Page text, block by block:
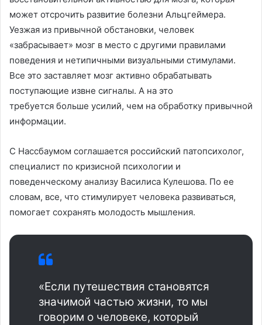
может отсрочить развитие болезни Альцгеймера.
Уезжая из привычной обстановки, человек
«забрасывает» мозг в место с другими правилами
поведения и нетипичными визуальными стимулами.
Все это заставляет мозг активно обрабатывать
поступающие извне сигналы. А на это
требуется больше усилий, чем на обработку привычной
информации.
С Нассбаумом соглашается российский патопсихолог,
специалист по кризисной психологии и
поведенческому анализу Василиса Кулешова. По ее
словам, все, что стимулирует человека развиваться,
помогает сохранять молодость мышления.
«Если путешествия становятся
значимой частью жизни, то мы
говорим о человеке, который